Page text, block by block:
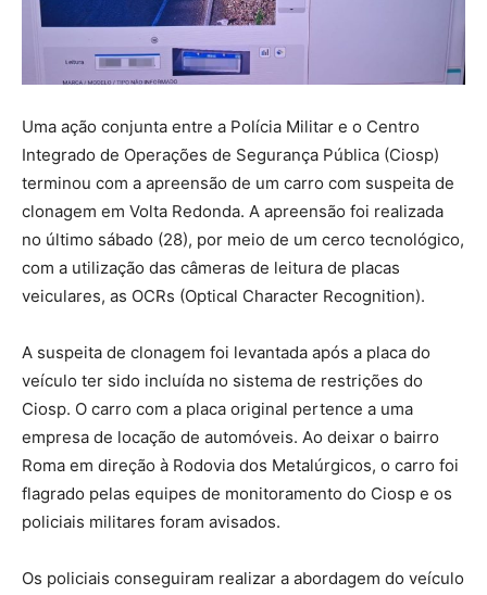
Uma ação conjunta entre a Polícia Militar e o Centro
Integrado de Operações de Segurança Pública (Ciosp)
terminou com a apreensão de um carro com suspeita de
clonagem em Volta Redonda. A apreensão foi realizada
no último sábado (28), por meio de um cerco tecnológico,
com a utilização das câmeras de leitura de placas
veiculares, as OCRs (Optical Character Recognition).
A suspeita de clonagem foi levantada após a placa do
veículo ter sido incluída no sistema de restrições do
Ciosp. O carro com a placa original pertence a uma
empresa de locação de automóveis. Ao deixar o bairro
Roma em direção à Rodovia dos Metalúrgicos, o carro foi
flagrado pelas equipes de monitoramento do Ciosp e os
policiais militares foram avisados.
Os policiais conseguiram realizar a abordagem do veículo